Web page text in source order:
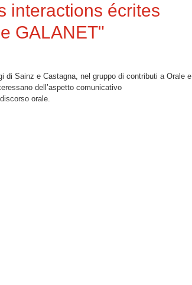
interactions écrites
GALANET"
Sainz e Castagna, nel gruppo di contributi a Orale e
dell’aspetto comunicativo
orale.